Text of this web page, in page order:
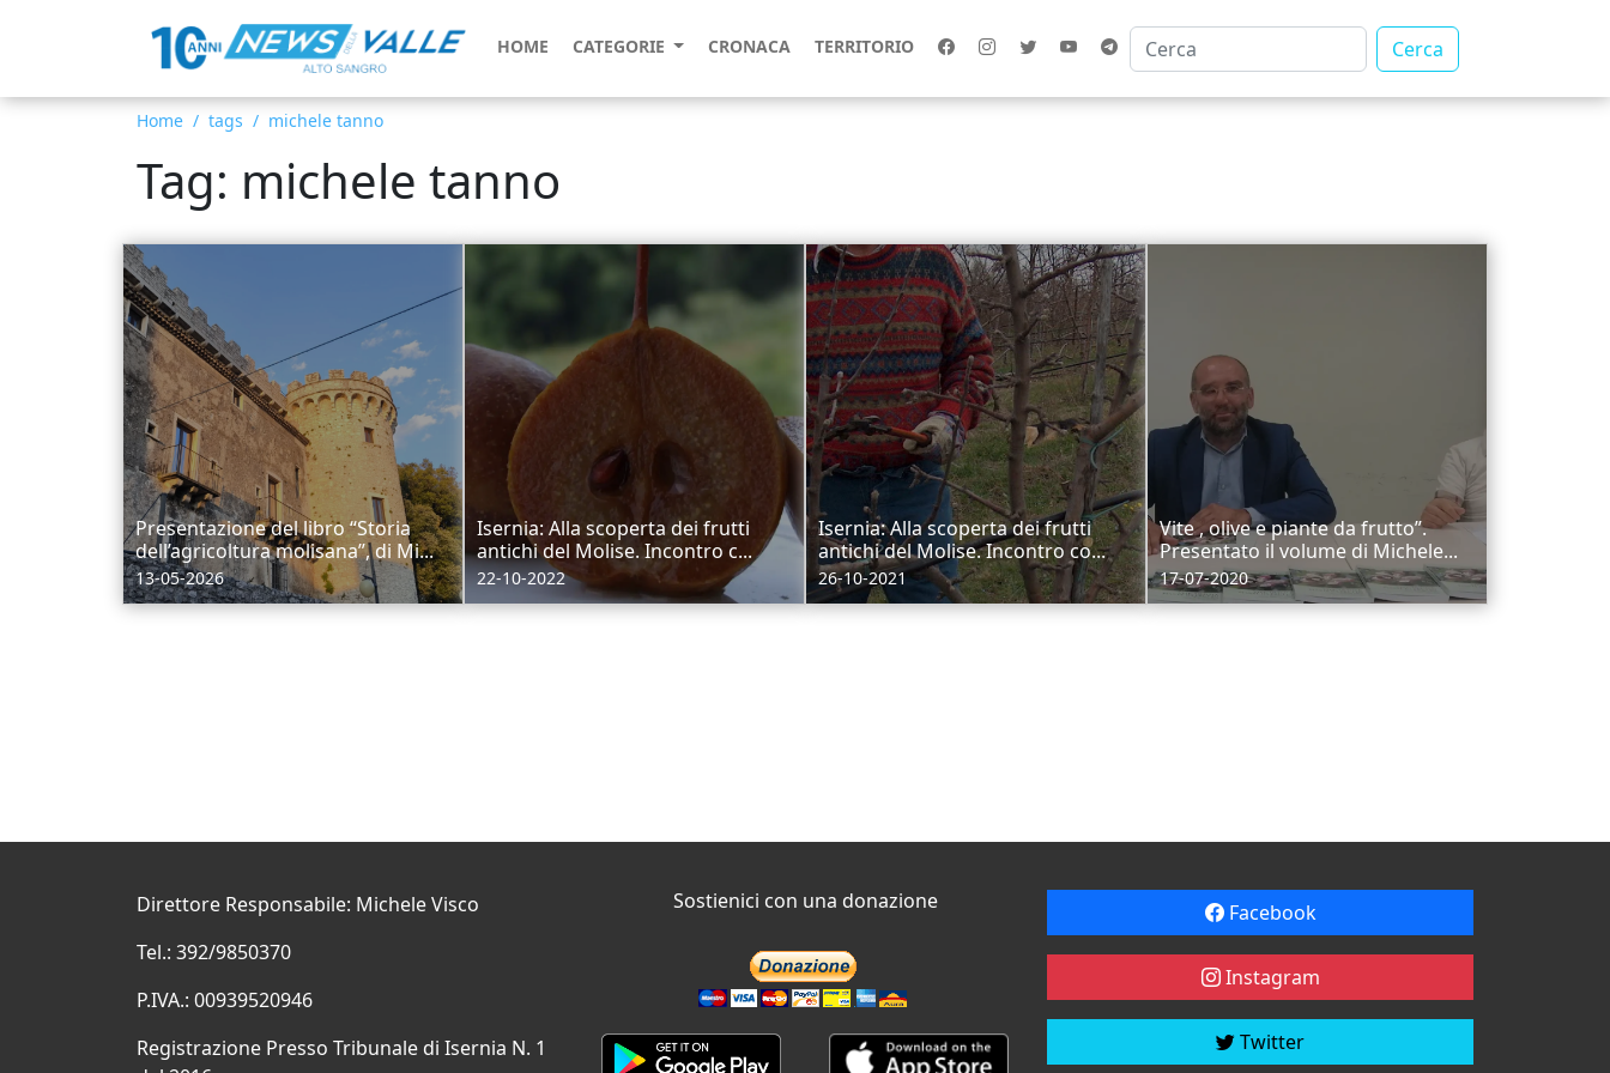
HOME CATEGORIE CRONACA TERRITORIO Cerca
Home tags michele tanno
Tag: michele tanno
Presentazione del libro “Storia
dell’agricoltura molisana”, di Mi...
13-05-2026
Isernia: Alla scoperta dei frutti
antichi del Molise. Incontro c...
22-10-2022
Isernia: Alla scoperta dei frutti
antichi del Molise. Incontro co...
26-10-2021
Vite , olive e piante da frutto”.
Presentato il volume di Michele...
17-07-2020
Direttore Responsabile: Michele Visco
Tel.: 392/9850370
P.IVA.: 00939520946
Registrazione Presso Tribunale di Isernia N. 1
Sostienici con una donazione Facebook
Instagram
Twitter